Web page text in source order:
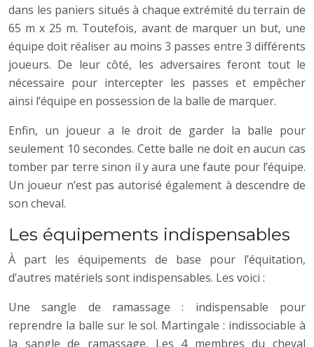
dans les paniers situés à chaque extrémité du terrain de
65 m x 25 m. Toutefois, avant de marquer un but, une
équipe doit réaliser au moins 3 passes entre 3 différents
joueurs. De leur côté, les adversaires feront tout le
nécessaire pour intercepter les passes et empêcher
ainsi l’équipe en possession de la balle de marquer.
Enfin, un joueur a le droit de garder la balle pour
seulement 10 secondes. Cette balle ne doit en aucun cas
tomber par terre sinon il y aura une faute pour l’équipe.
Un joueur n’est pas autorisé également à descendre de
son cheval.
Les équipements indispensables
À part les équipements de base pour l’équitation,
d’autres matériels sont indispensables. Les voici :
Une sangle de ramassage : indispensable pour
reprendre la balle sur le sol. Martingale : indissociable à
la sangle de ramassage. Les 4 membres du cheval